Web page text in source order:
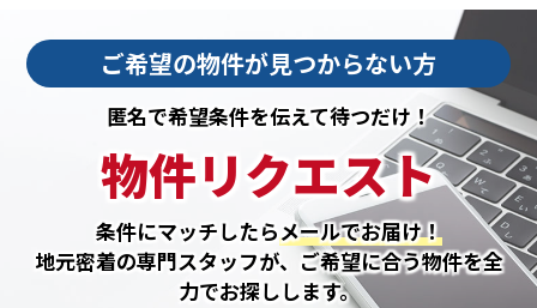
ご希望の物件が見つからない方
匿名で希望条件を伝えて待つだけ！
物件リクエスト
条件にマッチしたらメールでお届け！
地元密着の専門スタッフが、ご希望に合う物件を全
力でお探しします。